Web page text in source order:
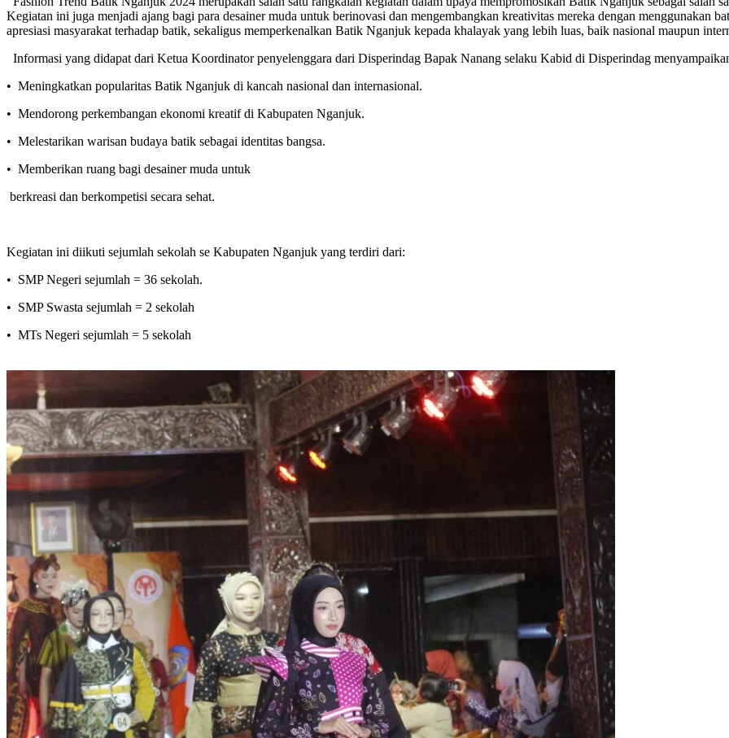
Kegiatan ini juga menjadi ajang bagi para desainer muda untuk berinovasi dan mengembangkan kreativitas mereka dengan menggunakan
apresiasi masyarakat terhadap batik, sekaligus memperkenalkan Batik Nganjuk kepada khalayak yang lebih luas, baik nasional maupun
Informasi yang didapat dari Ketua Koordinator penyelenggara dari Disperindag Bapak Nanang selaku Kabid di Disperindag
•⁠ ⁠Meningkatkan popularitas Batik Nganjuk di kancah nasional dan internasional.
•⁠ ⁠Mendorong perkembangan ekonomi kreatif di Kabupaten Nganjuk.
•⁠ ⁠Melestarikan warisan budaya batik sebagai identitas bangsa.
•⁠ ⁠Memberikan ruang bagi desainer muda untuk
berkreasi dan berkompetisi secara sehat.
Kegiatan ini diikuti sejumlah sekolah se Kabupaten Nganjuk yang terdiri dari:
•⁠ ⁠SMP Negeri sejumlah = 36 sekolah.
•⁠ ⁠SMP Swasta sejumlah = 2 sekolah
•⁠ ⁠MTs Negeri sejumlah = 5 sekolah